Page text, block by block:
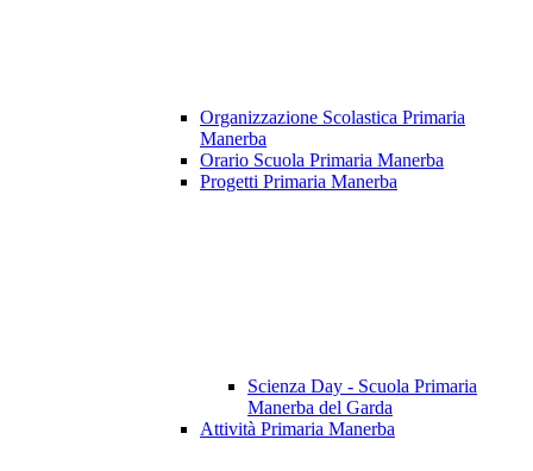
Organizzazione Scolastica Primaria
Manerba
Orario Scuola Primaria Manerba
Progetti Primaria Manerba
Scienza Day - Scuola Primaria
Manerba del Garda
Attività Primaria Manerba